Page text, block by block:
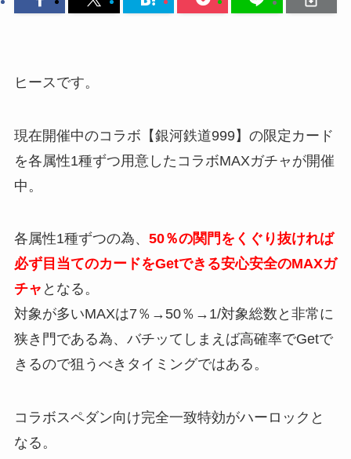
ヒースです。
現在開催中のコラボ【銀河鉄道999】の限定カード
を各属性1種ずつ用意したコラボMAXガチャが開催
中。
各属性1種ずつの為、 50％の関門をくぐり抜ければ
必ず目当てのカードをGetできる安心安全のMAXガ
チャ となる。
対象が多いMAXは7％→50％→1/対象総数と非常に
狭き門である為、バチッてしまえば高確率でGetで
きるので狙うべきタイミングではある。
コラボスペダン向け完全一致特効がハーロックと
なる。